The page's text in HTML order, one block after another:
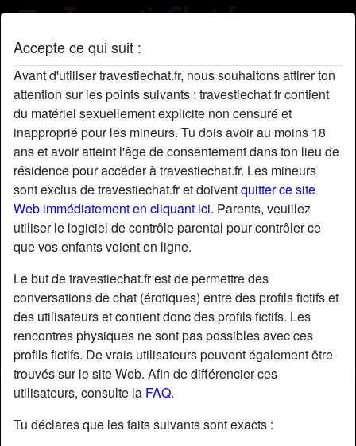
Accepte ce qui suit :
Avant d'utiliser travestiechat.fr, nous souhaitons attirer ton
attention sur les points suivants : travestiechat.fr contient
du matériel sexuellement explicite non censuré et
inapproprié pour les mineurs. Tu dois avoir au moins 18
ans et avoir atteint l'âge de consentement dans ton lieu de
résidence pour accéder à travestiechat.fr. Les mineurs
sont exclus de travestiechat.fr et doiventquitter ce site
Web immédiatement en cliquant ici. Parents, veuillez
utiliser le logiciel de contrôle parental pour contrôler ce
que vos enfants voient en ligne.
Le but de travestiechat.fr est de permettre des
conversations de chat (érotiques) entre des profils fictifs et
des utilisateurs et contient donc des profils fictifs. Les
rencontres physiques ne sont pas possibles avec ces
profils fictifs. De vrais utilisateurs peuvent également être
trouvés sur le site Web. Afin de différencier ces
utilisateurs, consulte la FAQ.
Tu déclares que les faits suivants sont exacts :
Profil de GaranceGouro
starAjouter chatDiscuter !
Nickname:
Âge:
45